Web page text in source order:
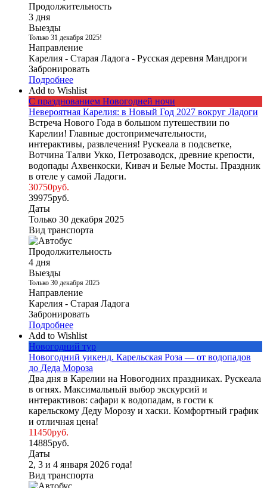
Продолжительность
3 дня
Выезды
Только 31 декабря 2025!
Направление
Карелия - Старая Ладога - Русская деревня Мандроги
Забронировать
Подробнее
Add to Wishlist
С празднованием Новогодней ночи
Невероятная Карелия: в Новый Год 2027 вокруг Ладоги
Встреча Нового Года в большом путешествии по
Карелии! Главные достопримечательности,
интерактивы, развлечения! Рускеала в подсветке,
Вотчина Талви Укко, Петрозаводск, древние крепости,
водопады Ахвенкоски, Кивач и Белые Мосты. Праздник
в отеле у самой Ладоги.
30750руб.
39975руб.
Даты
Только 30 декабря 2025
Вид транспорта
Продолжительность
4 дня
Выезды
Только 30 декабря 2025
Направление
Карелия - Старая Ладога
Забронировать
Подробнее
Add to Wishlist
Новогодний тур
Новогодний уикенд. Карельская Роза — от водопадов
до Деда Мороза
Два дня в Карелии на Новогодних праздниках. Рускеала
в огнях. Максимальный выбор экскурсий и
интерактивов: сафари к водопадам, в гости к
карельскому Деду Морозу и хаски. Комфортный график
и отличная цена!
11450руб.
14885руб.
Даты
2, 3 и 4 января 2026 года!
Вид транспорта